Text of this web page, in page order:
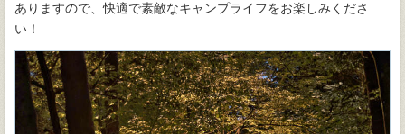
ありますので、快適で素敵なキャンプライフをお楽しみくださ
い！